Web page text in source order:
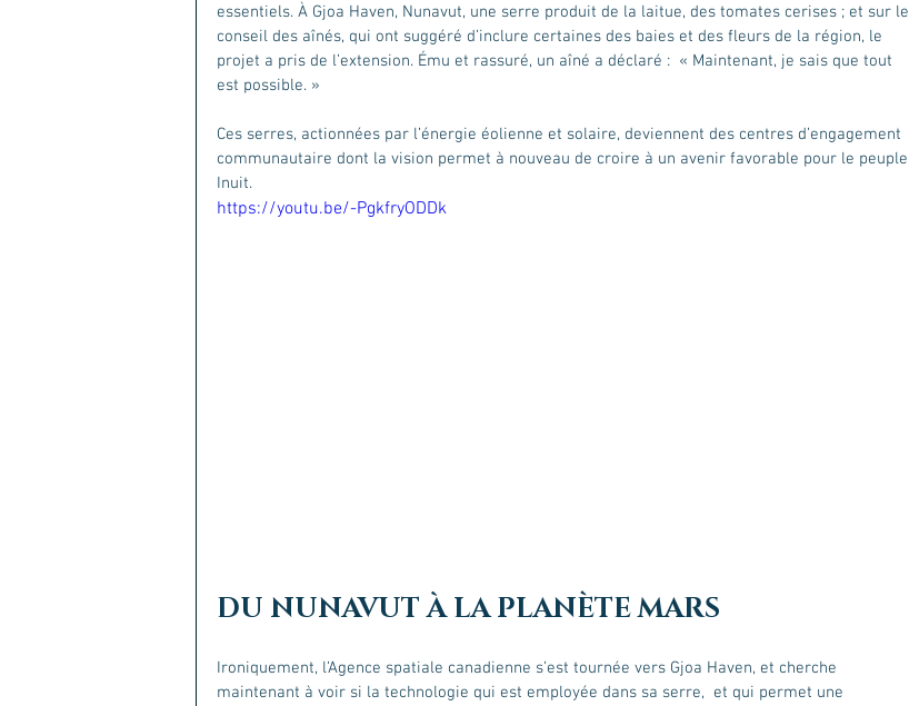
essentiels. À Gjoa Haven, Nunavut, une serre produit de la laitue, des tomates cerises ; et sur le
conseil des aînés, qui ont suggéré d’inclure certaines des baies et des fleurs de la région, le
projet a pris de l’extension. Ému et rassuré, un aîné a déclaré :  « Maintenant, je sais que tout
est possible. »
Ces serres, actionnées par l’énergie éolienne et solaire, deviennent des centres d’engagement
communautaire dont la vision permet à nouveau de croire à un avenir favorable pour le peuple
Inuit.
https://youtu.be/-PgkfryODDk
DU NUNAVUT À LA PLANÈTE MARS
Ironiquement, l’Agence spatiale canadienne s’est tournée vers Gjoa Haven, et cherche
maintenant à voir si la technologie qui est employée dans sa serre,  et qui permet une